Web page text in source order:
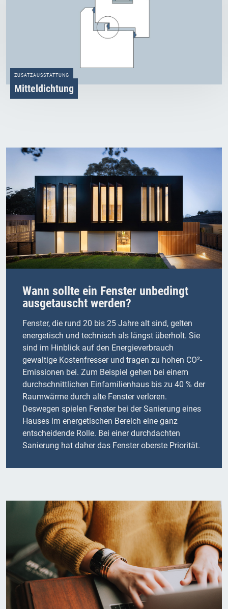
ZUSATZAUSSTATTUNG
Mitteldichtung
Wann sollte ein Fenster unbedingt
ausgetauscht werden?
Fenster, die rund 20 bis 25 Jahre alt sind, gelten
energetisch und technisch als längst überholt. Sie
sind im Hinblick auf den Energieverbrauch
gewaltige Kostenfresser und tragen zu hohen CO²-
Emissionen bei. Zum Beispiel gehen bei einem
durchschnittlichen Einfamilienhaus bis zu 40 % der
Raumwärme durch alte Fenster verloren.
Deswegen spielen Fenster bei der Sanierung eines
Hauses im energetischen Bereich eine ganz
entscheidende Rolle. Bei einer durchdachten
Sanierung hat daher das Fenster oberste Priorität.